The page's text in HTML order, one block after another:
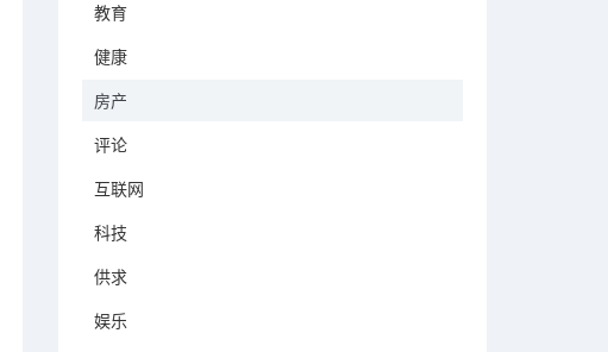
教育
健康
房产
评论
互联网
科技
供求
娱乐